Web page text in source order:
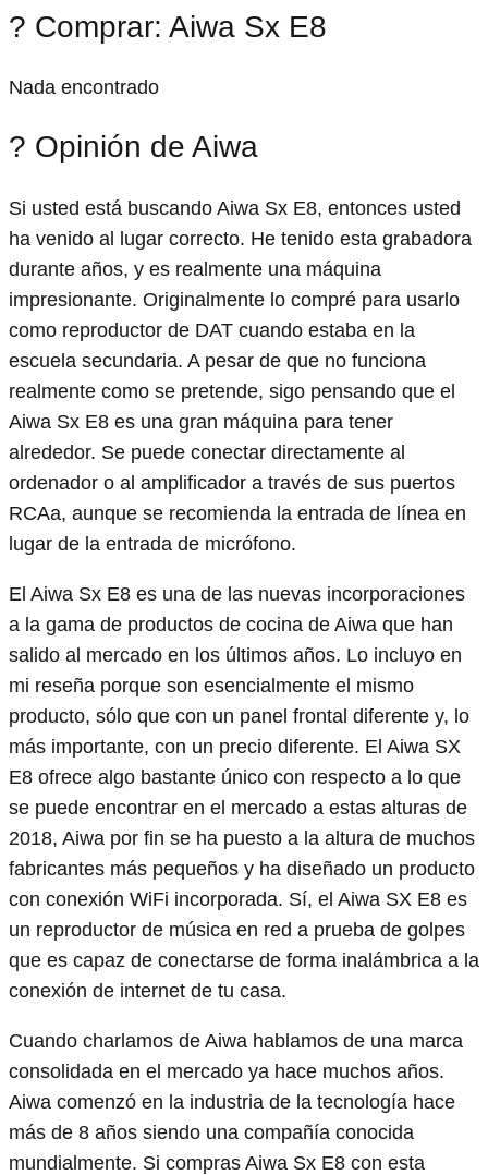
? Comprar: Aiwa Sx E8
Nada encontrado
? Opinión de Aiwa
Si usted está buscando Aiwa Sx E8, entonces usted
ha venido al lugar correcto. He tenido esta grabadora
durante años, y es realmente una máquina
impresionante. Originalmente lo compré para usarlo
como reproductor de DAT cuando estaba en la
escuela secundaria. A pesar de que no funciona
realmente como se pretende, sigo pensando que el
Aiwa Sx E8 es una gran máquina para tener
alrededor. Se puede conectar directamente al
ordenador o al amplificador a través de sus puertos
RCAa, aunque se recomienda la entrada de línea en
lugar de la entrada de micrófono.
El Aiwa Sx E8 es una de las nuevas incorporaciones
a la gama de productos de cocina de Aiwa que han
salido al mercado en los últimos años. Lo incluyo en
mi reseña porque son esencialmente el mismo
producto, sólo que con un panel frontal diferente y, lo
más importante, con un precio diferente. El Aiwa SX
E8 ofrece algo bastante único con respecto a lo que
se puede encontrar en el mercado a estas alturas de
2018, Aiwa por fin se ha puesto a la altura de muchos
fabricantes más pequeños y ha diseñado un producto
con conexión WiFi incorporada. Sí, el Aiwa SX E8 es
un reproductor de música en red a prueba de golpes
que es capaz de conectarse de forma inalámbrica a la
conexión de internet de tu casa.
Cuando charlamos de Aiwa hablamos de una marca
consolidada en el mercado ya hace muchos años.
Aiwa comenzó en la industria de la tecnología hace
más de 8 años siendo una compañía conocida
mundialmente. Si compras Aiwa Sx E8 con esta